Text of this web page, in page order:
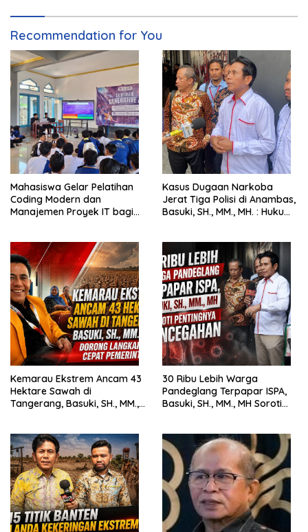
Recommendation for You
Mahasiswa Gelar Pelatihan
Coding Modern dan
Manajemen Proyek IT bagi
Kasus Dugaan Narkoba
Jerat Tiga Polisi di Anambas,
Basuki, SH., MM., MH. : Hukum
Kemarau Ekstrem Ancam 43
Hektare Sawah di
Tangerang, Basuki, SH., MM.,
30 Ribu Lebih Warga
Pandeglang Terpapar ISPA,
Basuki, SH., MM., MH Soroti